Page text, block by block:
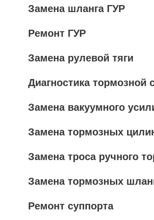
Замена шланга ГУР
Ремонт ГУР
Замена рулевой тяги
Диагностика тормозной
Замена вакуумного
Замена тормозных
Замена троса ручного
Замена тормозных
Ремонт суппорта